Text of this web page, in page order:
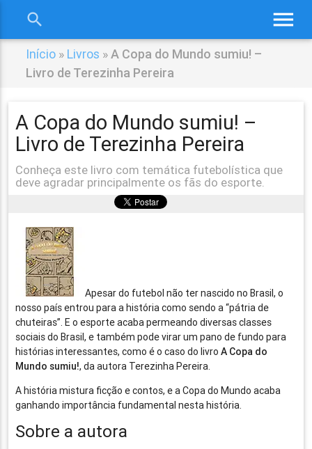
menu
search
Início » Livros »A Copa do Mundo sumiu! –
Livro de Terezinha Pereira
A Copa do Mundo sumiu! –
Livro de Terezinha Pereira
Conheça este livro com temática futebolística que
deve agradar principalmente os fãs do esporte.
Apesar do futebol não ter nascido no Brasil, o
nosso país entrou para a história como sendo a “pátria de
chuteiras”. E o esporte acaba permeando diversas classes
sociais do Brasil, e também pode virar um pano de fundo para
histórias interessantes, como é o caso do livroA Copa do
Mundo sumiu!, da autora Terezinha Pereira.
A história mistura ficção e contos, e a Copa do Mundo acaba
ganhando importância fundamental nesta história.
Sobre a autora